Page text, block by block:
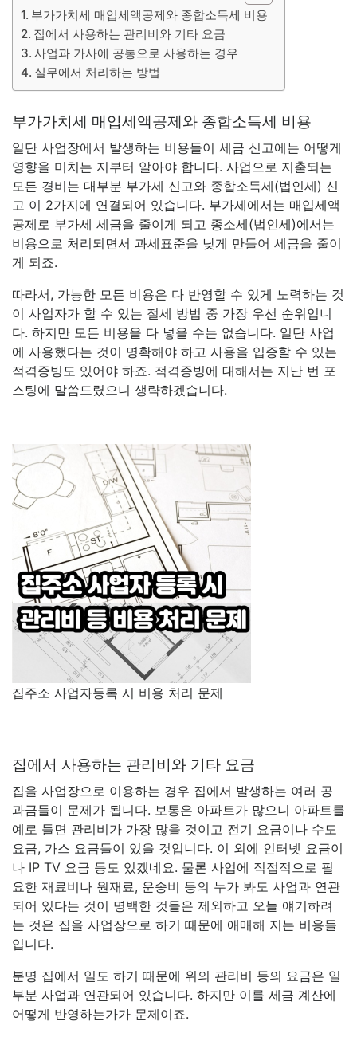
부가가치세 매입세액공제와 종합소득세 비용
집에서 사용하는 관리비와 기타 요금
사업과 가사에 공통으로 사용하는 경우
실무에서 처리하는 방법
부가가치세 매입세액공제와 종합소득세 비용
일단 사업장에서 발생하는 비용들이 세금 신고에는 어떻게
영향을 미치는 지부터 알아야 합니다. 사업으로 지출되는
모든 경비는 대부분 부가세 신고와 종합소득세(법인세) 신
고 이 2가지에 연결되어 있습니다. 부가세에서는 매입세액
공제로 부가세 세금을 줄이게 되고 종소세(법인세)에서는
비용으로 처리되면서 과세표준을 낮게 만들어 세금을 줄이
게 되죠.
따라서, 가능한 모든 비용은 다 반영할 수 있게 노력하는 것
이 사업자가 할 수 있는 절세 방법 중 가장 우선 순위입니
다. 하지만 모든 비용을 다 넣을 수는 없습니다. 일단 사업
에 사용했다는 것이 명확해야 하고 사용을 입증할 수 있는
적격증빙도 있어야 하죠. 적격증빙에 대해서는 지난 번 포
스팅에 말씀드렸으니 생략하겠습니다.
집주소 사업자등록 시 비용 처리 문제
집에서 사용하는 관리비와 기타 요금
집을 사업장으로 이용하는 경우 집에서 발생하는 여러 공
과금들이 문제가 됩니다. 보통은 아파트가 많으니 아파트를
예로 들면 관리비가 가장 많을 것이고 전기 요금이나 수도
요금, 가스 요금들이 있을 것입니다. 이 외에 인터넷 요금이
나 IP TV 요금 등도 있겠네요. 물론 사업에 직접적으로 필
요한 재료비나 원재료, 운송비 등의 누가 봐도 사업과 연관
되어 있다는 것이 명백한 것들은 제외하고 오늘 얘기하려
는 것은 집을 사업장으로 하기 때문에 애매해 지는 비용들
입니다.
분명 집에서 일도 하기 때문에 위의 관리비 등의 요금은 일
부분 사업과 연관되어 있습니다. 하지만 이를 세금 계산에
어떻게 반영하는가가 문제이죠.